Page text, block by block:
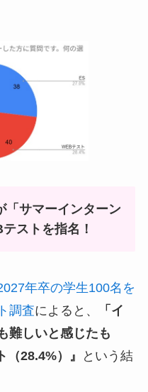
サマーインターン
ストを指名！
年卒の学生100名を
調査によると、
「イ
難しいと感じたも
28.4%）』
という結